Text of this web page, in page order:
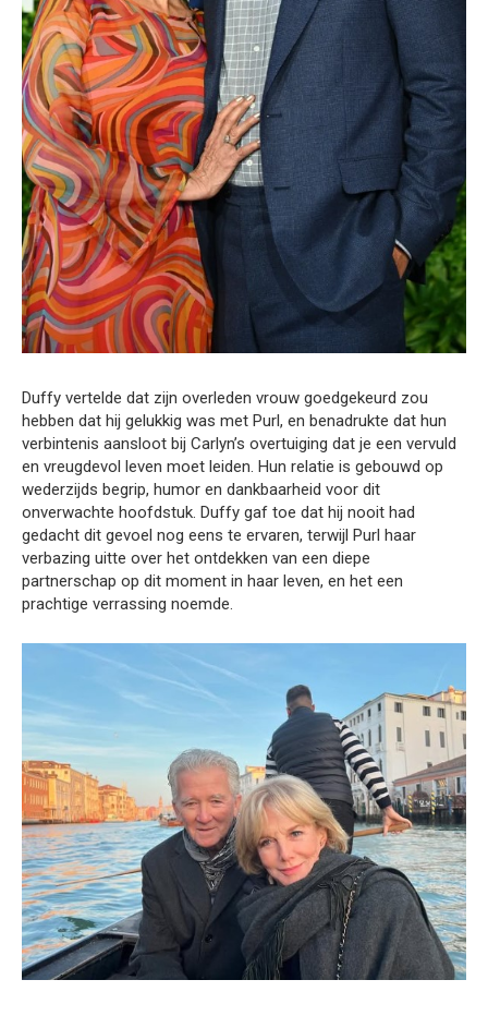
Duffy vertelde dat zijn overleden vrouw goedgekeurd zou
hebben dat hij gelukkig was met Purl, en benadrukte dat hun
verbintenis aansloot bij Carlyn’s overtuiging dat je een vervuld
en vreugdevol leven moet leiden. Hun relatie is gebouwd op
wederzijds begrip, humor en dankbaarheid voor dit
onverwachte hoofdstuk. Duffy gaf toe dat hij nooit had
gedacht dit gevoel nog eens te ervaren, terwijl Purl haar
verbazing uitte over het ontdekken van een diepe
partnerschap op dit moment in haar leven, en het een
prachtige verrassing noemde.